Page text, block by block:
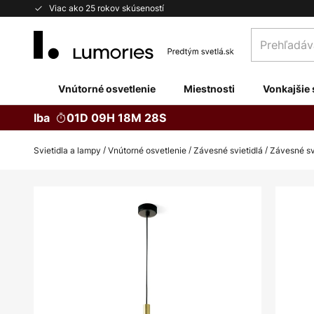
Viac ako 25 rokov skúseností
Skip
obchod
Vnútorné osvetlenie Miestnosti Vonkajšie
Iba 01D 09H 18M 27S
Svietidla a lampy Vnútorné osvetlenie Závesné svietidlá Závesné